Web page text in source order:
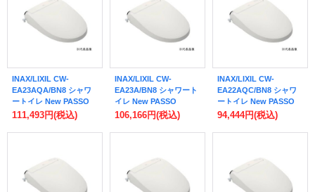
INAX/LIXIL CW-
EA23AQA/BN8 シャワ
ートイレ New PASSO
EA23A フルオート・リ
リモコン付 オフホワイ
111,493円(税込)
INAX/LIXIL CW-
EA23A/BN8 シャワート
イレ New PASSO
EA23A 手動ハンドル式
ト (CW-EA23 の後継品)
106,166円(税込)
INAX/LIXIL CW-
EA22AQC/BN8 シャワ
ートイレ New PASSO
EA22A フルオート・リ
器用 リモコン付 オフホ
94,444円(税込)